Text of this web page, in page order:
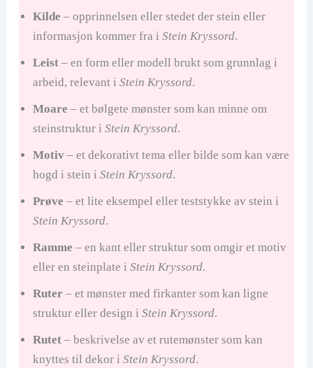
Kilde – opprinnelsen eller stedet der stein eller
informasjon kommer fra i Stein Kryssord.
Leist– en form eller modell brukt som grunnlag i
arbeid, relevant i Stein Kryssord.
Moare – et bølgete mønster som kan minne om
steinstruktur i Stein Kryssord.
Motiv– et dekorativt tema eller bilde som kan være
hogd i stein i Stein Kryssord.
Prøve – et lite eksempel eller teststykke av stein i
Stein Kryssord.
Ramme – en kant eller struktur som omgir et motiv
eller en steinplate i Stein Kryssord.
Ruter– et mønster med firkanter som kan ligne
struktur eller design i Stein Kryssord.
Rutet– beskrivelse av et rutemønster som kan
knyttes til dekor i Stein Kryssord.